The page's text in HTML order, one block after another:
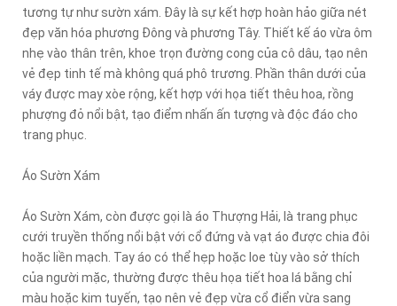
tương tự như sườn xám. Đây là sự kết hợp hoàn hảo giữa nét
đẹp văn hóa phương Đông và phương Tây. Thiết kế áo vừa ôm
nhẹ vào thân trên, khoe trọn đường cong của cô dâu, tạo nên
vẻ đẹp tinh tế mà không quá phô trương. Phần thân dưới của
váy được may xòe rộng, kết hợp với họa tiết thêu hoa, rồng
phượng đỏ nổi bật, tạo điểm nhấn ấn tượng và độc đáo cho
trang phục.
Áo Sườn Xám
Áo Sườn Xám, còn được gọi là áo Thượng Hải, là trang phục
cưới truyền thống nổi bật với cổ đứng và vạt áo được chia đôi
hoặc liền mạch. Tay áo có thể hẹp hoặc loe tùy vào sở thích
của người mặc, thường được thêu họa tiết hoa lá bằng chỉ
màu hoặc kim tuyến, tạo nên vẻ đẹp vừa cổ điển vừa sang